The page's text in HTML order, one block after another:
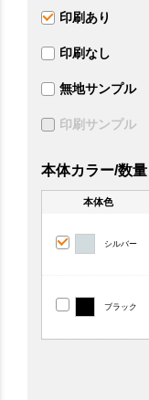
印刷あり
印刷なし
無地サンプル
印刷サンプル
本体カラー/数量
本体色
シルバー
ブラック